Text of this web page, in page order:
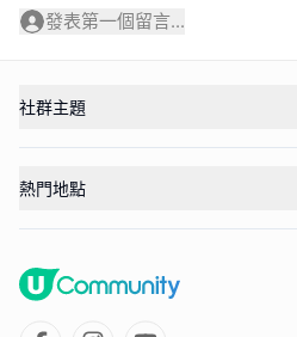
發表第一個留言...
社群主題
熱門地點